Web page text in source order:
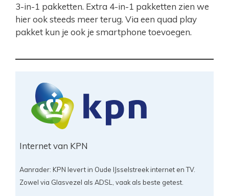
3-in-1 pakketten. Extra 4-in-1 pakketten zien we
hier ook steeds meer terug. Via een quad play
pakket kun je ook je smartphone toevoegen.
Internet van KPN
Aanrader: KPN levert in Oude IJsselstreek internet en TV.
Zowel via Glasvezel als ADSL, vaak als beste getest.